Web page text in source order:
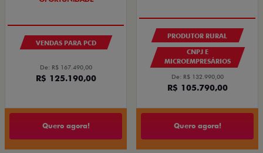
VENDAS PARA PCD
De: R$ 167.490,00
R$ 125.190,00
Quero agora!
PRODUTOR RURAL
CNPJ E
MICROEMPRESÁRIOS
De: R$ 132.990,00
R$ 105.790,00
Quero agora!